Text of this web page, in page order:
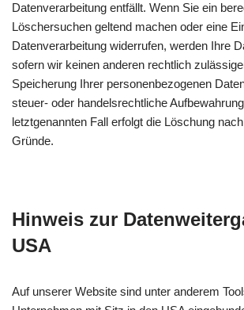
Datenverarbeitung entfällt. Wenn Sie ein
Löschersuchen geltend machen oder eine
Datenverarbeitung widerrufen, werden Ihre
sofern wir keinen anderen rechtlich
Speicherung Ihrer personenbezogenen
steuer- oder handelsrechtliche
letztgenannten Fall erfolgt die Löschung
Gründe.
Hinweis zur
USA
Auf unserer Website sind unter anderem